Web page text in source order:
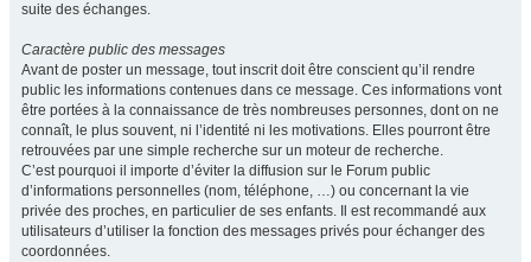
suite des échanges.
Caractère public des messages
Avant de poster un message, tout inscrit doit être conscient qu’il rendre
public les informations contenues dans ce message. Ces informations vont
être portées à la connaissance de très nombreuses personnes, dont on ne
connaît, le plus souvent, ni l’identité ni les motivations. Elles pourront être
retrouvées par une simple recherche sur un moteur de recherche.
C’est pourquoi il importe d’éviter la diffusion sur le Forum public
d’informations personnelles (nom, téléphone, …) ou concernant la vie
privée des proches, en particulier de ses enfants. Il est recommandé aux
utilisateurs d’utiliser la fonction des messages privés pour échanger des
coordonnées.